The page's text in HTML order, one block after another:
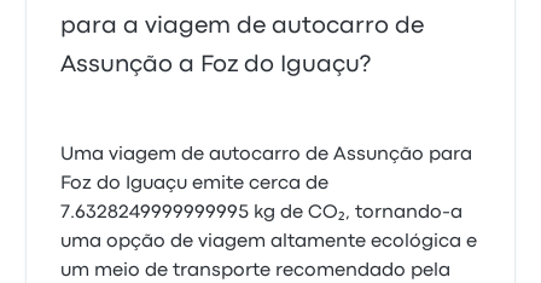
para a viagem de autocarro de
Assunção a Foz do Iguaçu?
Uma viagem de autocarro de Assunção para
Foz do Iguaçu emite cerca de
7.6328249999999995 kg de CO₂, tornando-a
uma opção de viagem altamente ecológica e
um meio de transporte recomendado pela